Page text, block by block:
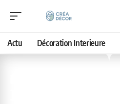
Actu Décoration Interieure